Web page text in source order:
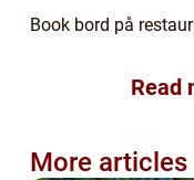
Book bord på
Read
More articles